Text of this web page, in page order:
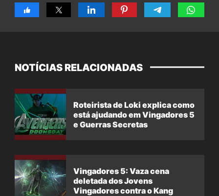
NOTÍCIAS RELACIONADAS
Roteirista de Loki explica como
está ajudando em Vingadores 5
e Guerras Secretas
Vingadores 5: Vaza cena
deletada dos Jovens
Vingadores contra o Kang